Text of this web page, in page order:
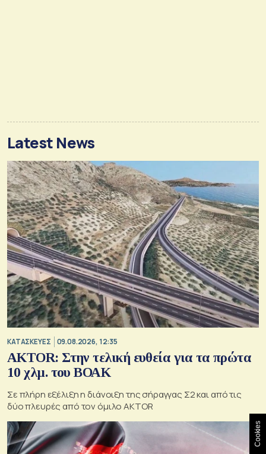
Latest News
ΚΑΤΑΣΚΕΥΕΣ 09.08.2026, 12:35
AKTOR: Στην τελική ευθεία για τα πρώτα
10 χλμ. του ΒΟΑΚ
Σε πλήρη εξέλιξη η διάνοιξη της σήραγγας Σ2 και από τις
δύο πλευρές από τον όμιλο AKTOR
Cookies